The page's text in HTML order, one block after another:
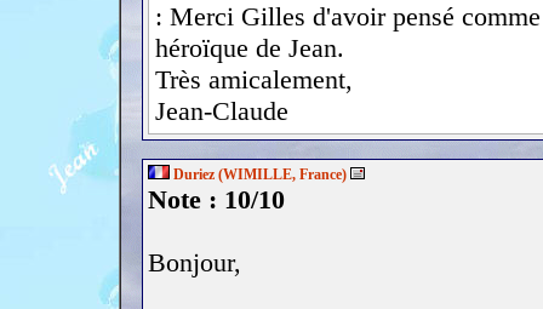
: Merci Gilles d'avoir pensé
héroïque de Jean.
Très amicalement,
Jean-Claude
Duriez (WIMILLE, France)
Note : 10/10
Bonjour,